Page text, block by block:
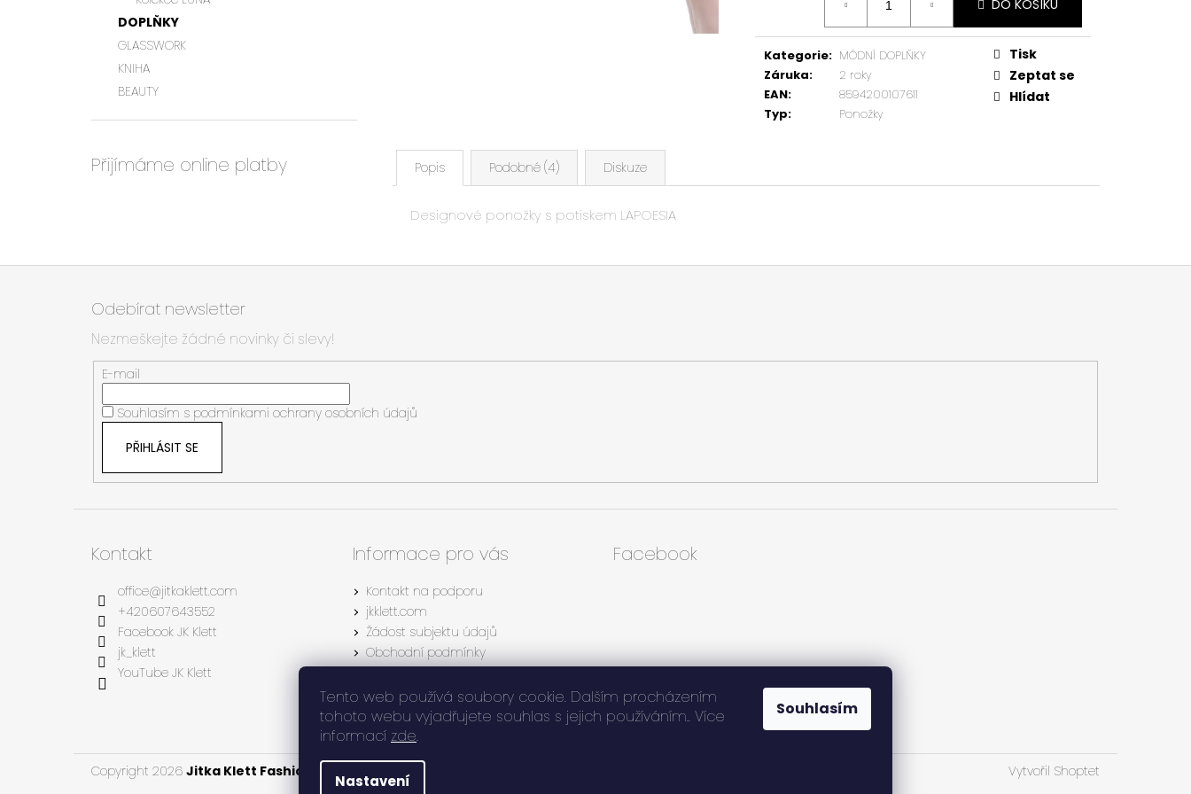
Tento web používá soubory cookie. Dalším procházením
tohoto webu vyjadřujete souhlas s jejich používáním.. Více
informací zde.
Nastavení
Souhlasím
DOPLŇKY
GLASSWORK
KNIHA
BEAUTY
Přijímáme online platby
DO KOŠÍKU
Kategorie: MÓDNÍ DOPLŇKY
Záruka:
2 roky
EAN:
8594200107611
Typ: Ponožky
Tisk
Zeptat se
Hlídat
Popis Podobné (4) Diskuze
Designové ponožky s potiskem LAPOESIA
Z
Odebírat newsletter
Nezmeškejte žádné novinky či slevy!
E-mail
Souhlasím s podmínkami ochrany osobních údajů
PŘIHLÁSIT SE
Kontakt
office@jitkaklett.com
+420607643552
Facebook JK Klett
jk_klett
YouTube JK Klett
Informace pro vás
Kontakt na podporu
jkklett.com
Žádost subjektu údajů
Obchodní podmínky
Formulář pro vrácení zboží
Reklamační protokol
Facebook
Vytvořil Shoptet
Copyright 2026 Jitka Klett Fashion Design s.r.o. . Všechna práva vyhrazena.